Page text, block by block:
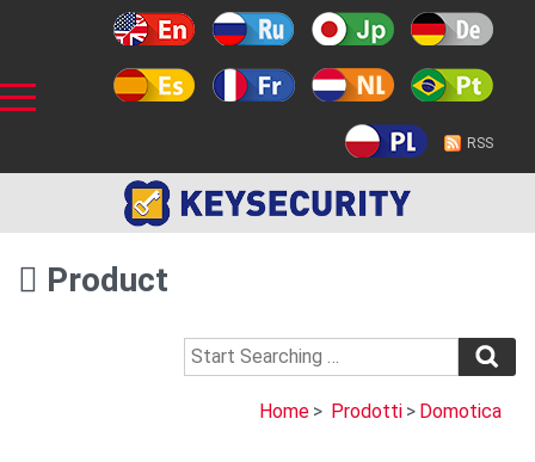
RSS
Product
Home > Prodotti > Domotica